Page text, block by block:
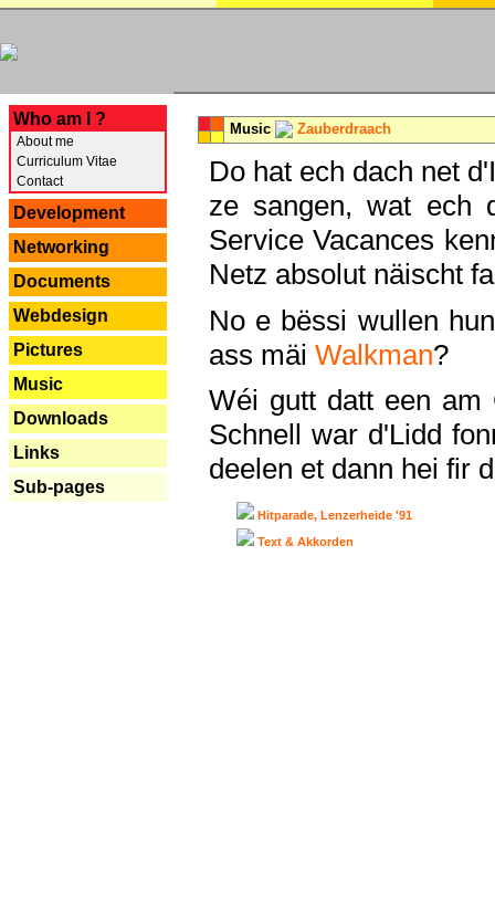
Who am I ?
About me
Curriculum Vitae
Contact
Development
Networking
Documents
Webdesign
Pictures
Music
Downloads
Links
Sub-pages
Music Zauberdraach
Do hat ech dach net
ze sangen, wat ech
Service Vacances
Netz absolut näischt
No e bëssi wullen
ass mäi Walkman?
Wéi gutt datt een am
Schnell war d'Lidd
deelen et dann hei fir
Hitparade, Lenzerheide '91
Text & Akkorden